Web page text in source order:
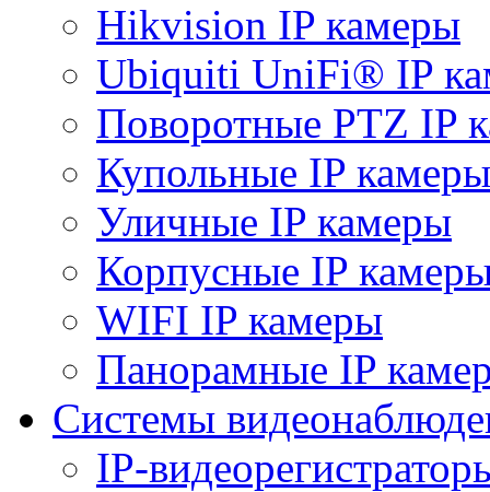
Hikvision IP камеры
Ubiquiti UniFi® IP
Поворотные PTZ IP
Купольные IP камеры
Уличные IP камеры
Корпусные IP
WIFI IP камеры
Панорамные IP
Системы
IP-